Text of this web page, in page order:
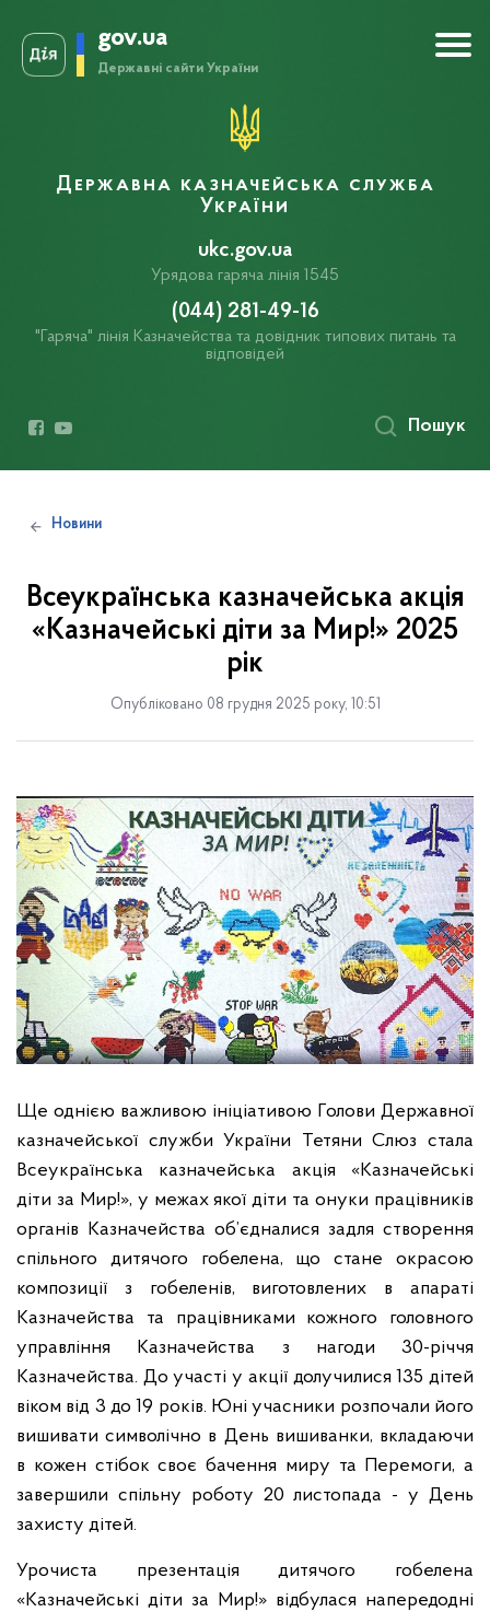
gov.ua
Державні сайти України
ukc.gov.ua
Урядова гаряча лінія 1545
Державна казначейська служба
України
(044) 281-49-16
"Гаряча" лінія Казначейства та довідник типових питань та
відповідей
Пошук
Новини
Всеукраїнська казначейська акція
«Казначейські діти за Мир!» 2025
рік
Опубліковано 08 грудня 2025 року, 10:51
Ще однією важливою ініціативою Голови Державної
казначейської служби України Тетяни Слюз стала
Всеукраїнська казначейська акція «Казначейські
діти за Мир!», у межах якої діти та онуки працівників
органів Казначейства об’єдналися задля створення
спільного дитячого гобелена, що стане окрасою
композиції з гобеленів, виготовлених в апараті
Казначейства та працівниками кожного головного
управління Казначейства з нагоди 30-річчя
Казначейства. До участі у акції долучилися135 дітей
віком від 3 до 19 років. Юні учасники розпочали його
вишивати символічно в День вишиванки, вкладаючи
в кожен стібок своє бачення миру та Перемоги, а
завершили спільну роботу 20 листопада - у День
захисту дітей.
Урочиста презентація дитячого гобелена
«Казначейські діти за Мир!» відбулася напередодні